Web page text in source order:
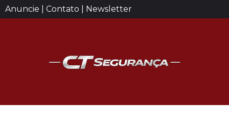
Anuncie | Contato | Newsletter